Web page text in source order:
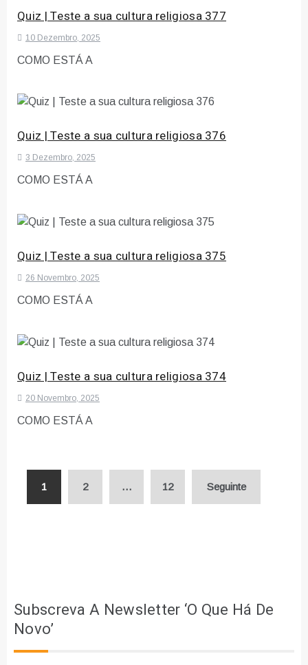
Quiz | Teste a sua cultura religiosa 377
10 Dezembro, 2025
COMO ESTÁ A
Quiz | Teste a sua cultura religiosa 376
3 Dezembro, 2025
COMO ESTÁ A
Quiz | Teste a sua cultura religiosa 375
26 Novembro, 2025
COMO ESTÁ A
Quiz | Teste a sua cultura religiosa 374
20 Novembro, 2025
COMO ESTÁ A
1 2 … 12 Seguinte
Subscreva A Newsletter ‘O Que Há De
Novo’